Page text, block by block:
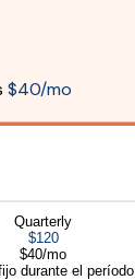
$40/mo
Quarterly
$120
$40/mo
durante el período